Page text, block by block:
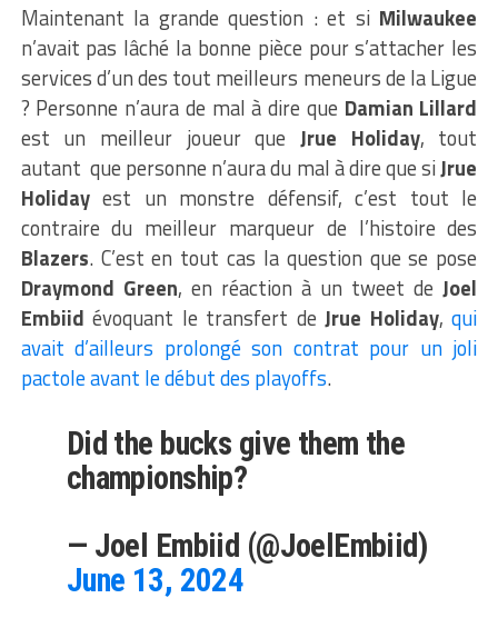
Maintenant la grande question : et si Milwaukee
n’avait pas lâché la bonne pièce pour s’attacher les
services d’un des tout meilleurs meneurs de la Ligue
? Personne n’aura de mal à dire que Damian Lillard
est un meilleur joueur que Jrue Holiday, tout
autant que personne n’aura du mal à dire que siJrue
Holidayest un monstre défensif, c’est tout le
contraire du meilleur marqueur de l’histoire des
Blazers. C’est en tout cas la question que se pose
Draymond Green, en réaction à un tweet deJoel
Embiid évoquant le transfert deJrue Holiday,qui
avait d’ailleurs prolongé son contrat pour un joli
pactole avant le début des playoffs.
Did the bucks give them the
championship?
— Joel Embiid (@JoelEmbiid)
June 13, 2024